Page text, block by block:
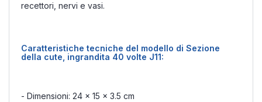
recettori, nervi e vasi.
Caratteristiche tecniche del modello di Sezione
della cute, ingrandita 40 volte J11:
- Dimensioni: 24 x 15 x 3.5 cm